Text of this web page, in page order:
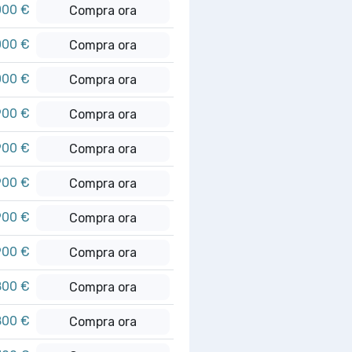
€ Compra ora
€ Compra ora
€ Compra ora
€ Compra ora
€ Compra ora
€ Compra ora
€ Compra ora
€ Compra ora
€ Compra ora
€ Compra ora